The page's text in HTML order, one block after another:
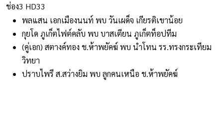
ช่อง3 HD33
พลแสน เอกเมืองนนท์ พบ วันเผด็จ เกียรติเขาน้อย
กุยโด ภูเก็ตไฟต์คลับ พบ บาสเตียน ภูเก็ตท็อปทีม
(คู่เอก) สตางค์ทอง ช.ห้าพยัคฆ์ พบ นำโทน รร.ทรงกระเทียม
วิทยา
ปราบไพรี ส.สว่างยิม พบ ลูกคนเหนือ ช.ห้าพยัคฆ์